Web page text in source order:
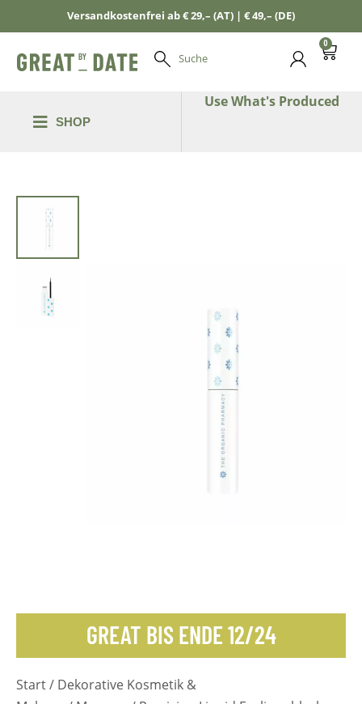
Versandkostenfrei ab € 29,– (AT) | € 49,– (DE)
Suche
0
SHOP
Use What's Produced
GREAT BIS ENDE 12/24
Start/ Dekorative Kosmetik &